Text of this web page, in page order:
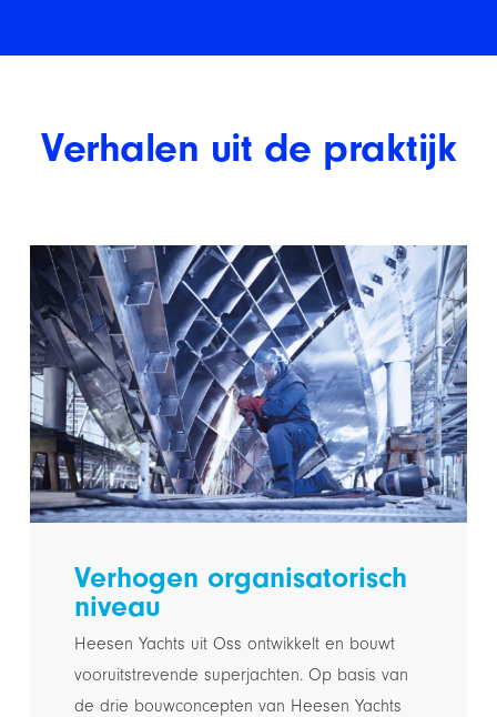
Verhalen uit de praktijk
Verhogen organisatorisch
niveau
Heesen Yachts uit Oss ontwikkelt en bouwt
vooruitstrevende superjachten. Op basis van
de drie bouwconcepten van Heesen Yachts